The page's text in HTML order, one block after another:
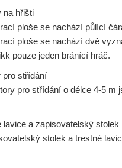
na hřišti
ploše se nachází půlící
ploše se nachází dvě
pouze jeden bránící hráč.
pro střídání
pro střídání o délce 4-5 m
lavice a zapisovatelský stolek
stolek a trestné